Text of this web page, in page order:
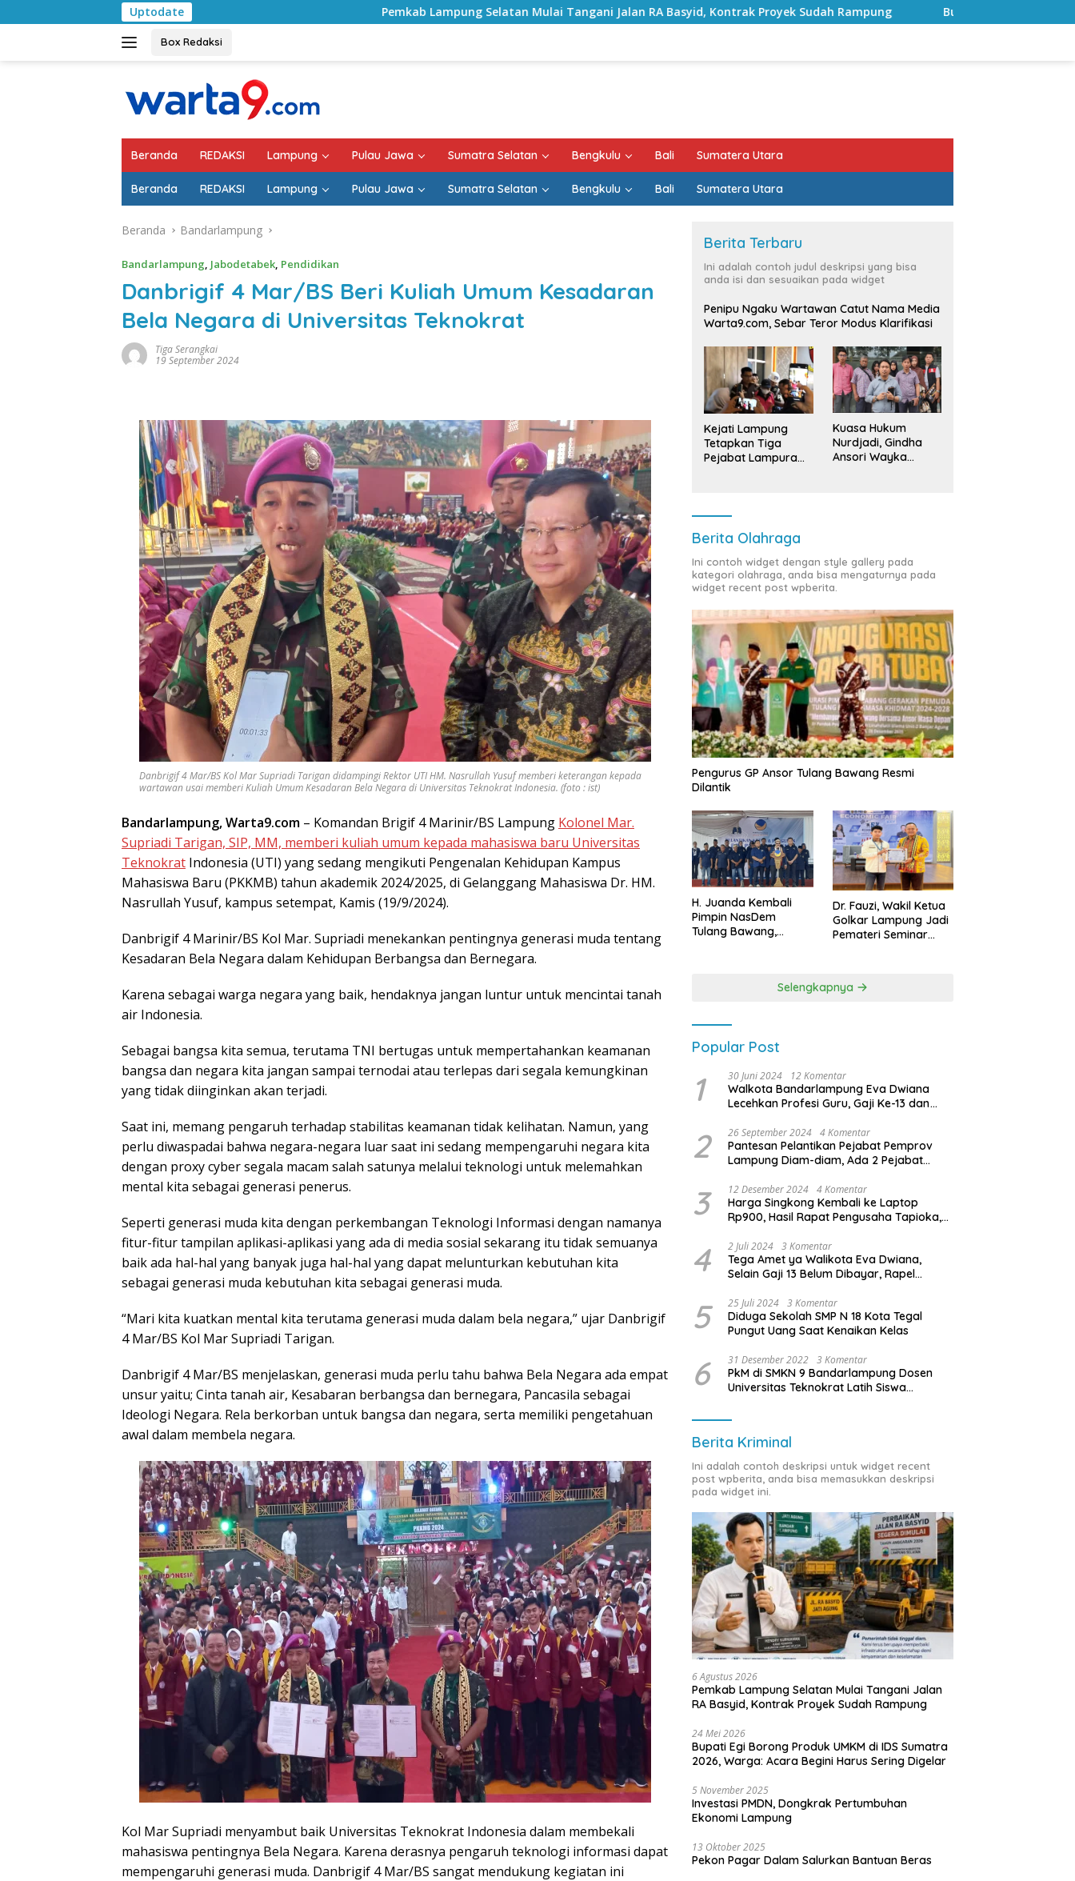
ke
Uptodate Pemkab Lampung Selatan Mulai Tangani Jalan RA Basyid, Kontrak Proyek Sudah Rampung Bulan Kemerdekaan, Bupati Lampung Selatan
Box Redaksi
Beranda REDAKSI Lampung Pulau Jawa Sumatra Selatan Bengkulu Bali Sumatera Utara
Beranda REDAKSI Lampung Pulau Jawa Sumatra Selatan Bengkulu Bali Sumatera Utara
Beranda Bandarlampung
Bandarlampung, Jabodetabek, Pendidikan
Danbrigif 4 Mar/BS Beri Kuliah Umum Kesadaran
Bela Negara di Universitas Teknokrat
Tiga Serangkai
19 September 2024
Danbrigif 4 Mar/BS Kol Mar Supriadi Tarigan didampingi Rektor UTI HM. Nasrullah Yusuf memberi keterangan kepada
wartawan usai memberi Kuliah Umum Kesadaran Bela Negara di Universitas Teknokrat Indonesia. (foto : ist)
Bandarlampung, Warta9.com – Komandan Brigif 4 Marinir/BS Lampung Kolonel Mar.
Supriadi Tarigan, SIP, MM, memberi kuliah umum kepada mahasiswa baru Universitas
Teknokrat Indonesia (UTI) yang sedang mengikuti Pengenalan Kehidupan Kampus
Mahasiswa Baru (PKKMB) tahun akademik 2024/2025, di Gelanggang Mahasiswa Dr. HM.
Nasrullah Yusuf, kampus setempat, Kamis (19/9/2024).
Danbrigif 4 Marinir/BS Kol Mar. Supriadi menekankan pentingnya generasi muda tentang
Kesadaran Bela Negara dalam Kehidupan Berbangsa dan Bernegara.
Karena sebagai warga negara yang baik, hendaknya jangan luntur untuk mencintai tanah
air Indonesia.
Sebagai bangsa kita semua, terutama TNI bertugas untuk mempertahankan keamanan
bangsa dan negara kita jangan sampai ternodai atau terlepas dari segala kemungkinan
yang tidak diinginkan akan terjadi.
Saat ini, memang pengaruh terhadap stabilitas keamanan tidak kelihatan. Namun, yang
perlu diwaspadai bahwa negara-negara luar saat ini sedang mempengaruhi negara kita
dengan proxy cyber segala macam salah satunya melalui teknologi untuk melemahkan
mental kita sebagai generasi penerus.
Seperti generasi muda kita dengan perkembangan Teknologi Informasi dengan namanya
fitur-fitur tampilan aplikasi-aplikasi yang ada di media sosial sekarang itu tidak semuanya
baik ada hal-hal yang banyak juga hal-hal yang dapat melunturkan kebutuhan kita
sebagai generasi muda kebutuhan kita sebagai generasi muda.
“Mari kita kuatkan mental kita terutama generasi muda dalam bela negara,” ujar Danbrigif
4 Mar/BS Kol Mar Supriadi Tarigan.
Danbrigif 4 Mar/BS menjelaskan, generasi muda perlu tahu bahwa Bela Negara ada empat
unsur yaitu; Cinta tanah air, Kesabaran berbangsa dan bernegara, Pancasila sebagai
Ideologi Negara. Rela berkorban untuk bangsa dan negara, serta memiliki pengetahuan
awal dalam membela negara.
Kol Mar Supriadi menyambut baik Universitas Teknokrat Indonesia dalam membekali
mahasiswa pentingnya Bela Negara. Karena derasnya pengaruh teknologi informasi dapat
mempengaruhi generasi muda. Danbrigif 4 Mar/BS sangat mendukung kegiatan ini
Berita Terbaru
Ini adalah contoh judul deskripsi yang bisa
anda isi dan sesuaikan pada widget
Penipu Ngaku Wartawan Catut Nama Media
Warta9.com, Sebar Teror Modus Klarifikasi
Kejati Lampung
Tetapkan Tiga
Pejabat Lampura
Kuasa Hukum
Nurdjadi, Gindha
Ansori Wayka
Berita Olahraga
Ini contoh widget dengan style gallery pada
kategori olahraga, anda bisa mengaturnya pada
widget recent post wpberita.
Pengurus GP Ansor Tulang Bawang Resmi
Dilantik
H. Juanda Kembali
Pimpin NasDem
Tulang Bawang,
Dr. Fauzi, Wakil Ketua
Golkar Lampung Jadi
Pemateri Seminar
Kebangsaan
Selengkapnya
Popular Post
1 30 Juni 2024 12 Komentar
Walkota Bandarlampung Eva Dwiana
Lecehkan Profesi Guru, Gaji Ke-13 dan
2 26 September 2024 4 Komentar
Pantesan Pelantikan Pejabat Pemprov
Lampung Diam-diam, Ada 2 Pejabat
3 12 Desember 2024 4 Komentar
Harga Singkong Kembali ke Laptop
Rp900, Hasil Rapat Pengusaha Tapioka,
Lampung
4 2 Juli 2024 3 Komentar
Tega Amet ya Walikota Eva Dwiana,
Selain Gaji 13 Belum Dibayar, Rapel
Dibayar
5 25 Juli 2024 3 Komentar
Diduga Sekolah SMP N 18 Kota Tegal
Pungut Uang Saat Kenaikan Kelas
6 31 Desember 2022 3 Komentar
PkM di SMKN 9 Bandarlampung Dosen
Universitas Teknokrat Latih Siswa
Berita Kriminal
Ini adalah contoh deskripsi untuk widget recent
post wpberita, anda bisa memasukkan deskripsi
pada widget ini.
6 Agustus 2026
Pemkab Lampung Selatan Mulai Tangani Jalan
RA Basyid, Kontrak Proyek Sudah Rampung
24 Mei 2026
Bupati Egi Borong Produk UMKM di IDS Sumatra
2026, Warga: Acara Begini Harus Sering Digelar
5 November 2025
Investasi PMDN, Dongkrak Pertumbuhan
Ekonomi Lampung
13 Oktober 2025
Pekon Pagar Dalam Salurkan Bantuan Beras